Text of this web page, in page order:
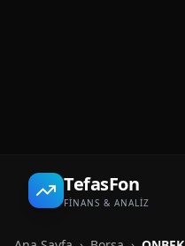
TefasFon
FİNANS & ANALİZ